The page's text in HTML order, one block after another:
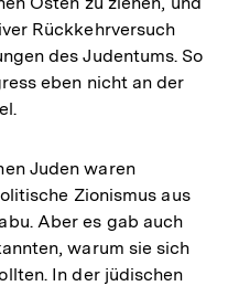
Rückkehrversuch
des Judentums. So
eben nicht an der
Juden waren
Zionismus aus
Aber es gab auch
warum sie sich
In der jüdischen